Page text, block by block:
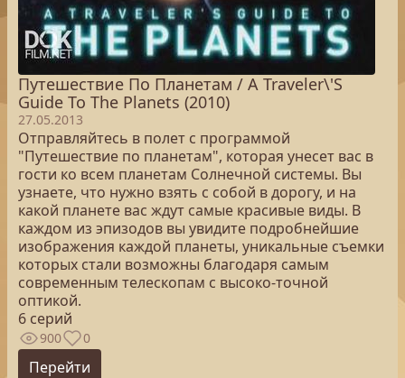
Путешествие По Планетам / A Traveler\'S
Guide To The Planets (2010)
27.05.2013
Отправляйтесь в полет с программой
"Путешествие по планетам", которая унесет вас в
гости ко всем планетам Солнечной системы. Вы
узнаете, что нужно взять с собой в дорогу, и на
какой планете вас ждут самые красивые виды. В
каждом из эпизодов вы увидите подробнейшие
изображения каждой планеты, уникальные съемки
которых стали возможны благодаря самым
современным телескопам с высоко-точной
оптикой.
6 серий
900 0
Перейти